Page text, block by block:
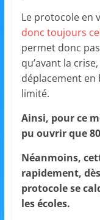
Le protocole en
donc toujours
permet donc
qu’avant la
déplacement
limité.
Ainsi, pour ce
pu ouvrir que
Néanmoins,
rapidement,
protocole se
les écoles.